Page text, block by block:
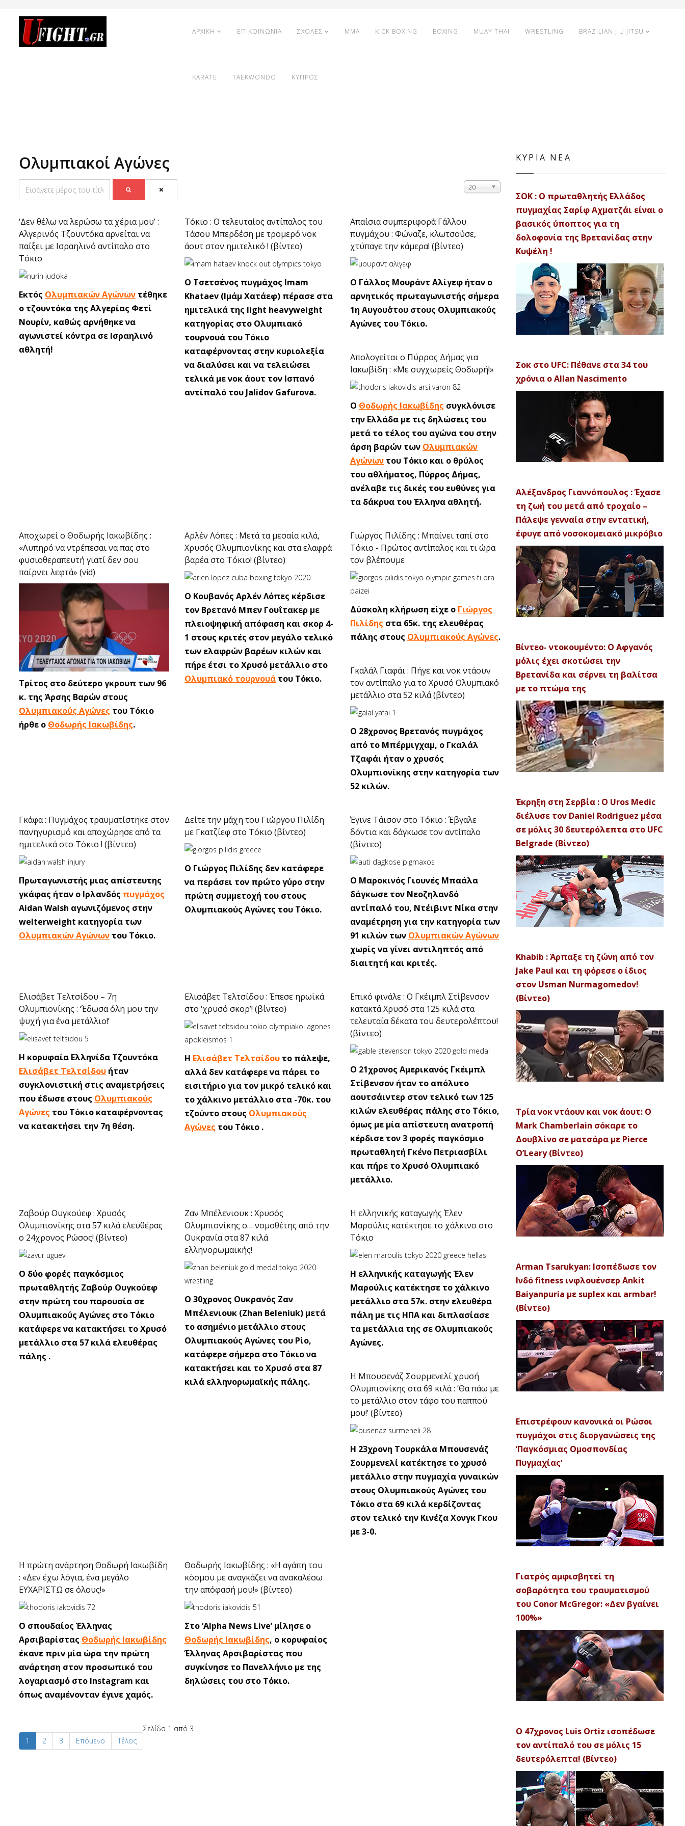
ΑΡΧΙΚΗ ΕΠΙΚΟΙΝΩΝΙΑ ΣΧΟΛΕΣ MMA KICK BOXING BOXING MUAY THAI WRESTLING BRAZILIAN JIU JITSU
KARATE TAEKWONDO ΚΥΠΡΟΣ
Ολυμπιακοί Αγώνες
20
‘Δεν θέλω να λερώσω τα χέρια μου’ :
Αλγερινός Τζουντόκα αρνείται να
παίξει με Ισραηλινό αντίπαλο στο
Τόκιο
Εκτός Ολυμπιακών Αγώνων τέθηκε
ο τζουντόκα της Αλγερίας Φετί
Νουρίν, καθώς αρνήθηκε να
αγωνιστεί κόντρα σε Ισραηλινό
αθλητή!
Tόκιο : Ο τελευταίος αντίπαλος του
Τάσου Μπερδέση με τρομερό νοκ
άουτ στον ημιτελικό ! (βίντεο)
O Τσετσένος πυγμάχος Imam
Khataev (Ιμάμ Χατάεφ) πέρασε στα
ημιτελικά της light heavyweight
κατηγορίας στο Ολυμπιακό
τουρνουά του Τόκιο
καταφέρνοντας στην κυριολεξία
να διαλύσει και να τελειώσει
τελικά με νοκ άουτ τον Ισπανό
αντίπαλό του Jalidov Gafurova.
Απαίσια συμπεριφορά Γάλλου
πυγμάχου : Φώναζε, κλωτσούσε,
χτύπαγε την κάμερα! (βίντεο)
Ο Γάλλος Μουράντ Αλίγεφ ήταν ο
αρνητικός πρωταγωνιστής σήμερα
1η Αυγου΄στου στους Ολυμπιακούς
Αγώνες του Τόκιο.
Απολογείται ο Πύρρος Δήμας για
Ιακωβίδη : «Με συγχωρείς Θοδωρή!»
Ο Θοδωρής Ιακωβίδης συγκλόνισε
την Ελλάδα με τις δηλώσεις του
μετά το τέλος του αγώνα του στην
άρση βαρών των Ολυμπιακών
Αγώνωντου Τόκιο και ο θρύλος
του αθλήματος, Πύρρος Δήμας,
ανέλαβε τις δικές του ευθύνες για
τα δάκρυα του Έλληνα αθλητή.
Αποχωρεί ο Θοδωρής Ιακωβίδης :
«Λυπηρό να ντρέπεσαι να πας στο
φυσιοθεραπευτή γιατί δεν σου
παίρνει λεφτά» (vid)
Τρίτος στο δεύτερο γκρουπ των 96
κ. της Άρσης Βαρών στους
Ολυμπιακούς Αγώνες του Τόκιο
ήρθε ο Θοδωρής Ιακωβίδης.
Αρλέν Λόπες : Μετά τα μεσαία κιλά,
Χρυσός Ολυμπιονίκης και στα ελαφρά
βαρέα στο Τόκιο! (βίντεο)
O Κουβανός Αρλέν Λόπες κέρδισε
τον Βρετανό Μπεν Γουΐτακερ με
πλειοψηφική απόφαση και σκορ 4-
1 στους κριτές στον μεγάλο τελικό
των ελαφρών βαρέων κιλών και
πήρε έτσι το Χρυσό μετάλλιο στο
Ολυμπιακό τουρνουάτου Τόκιο.
Γιώργος Πιλίδης : Μπαίνει ταπί στο
Τόκιο - Πρώτος αντίπαλος και τι ώρα
τον βλέπουμε
Δύσκολη κλήρωση είχε ο Γιώργος
Πιλίδης στα 65κ. της ελευθέρας
πάλης στους Ολυμπιακούς Αγώνες.
Γκαλάλ Γιαφάι : Πήγε και νοκ ντάουν
τον αντίπαλο για το Χρυσό Ολυμπιακό
μετάλλιο στα 52 κιλά (βίντεο)
O 28χρονος Βρετανός πυγμάχος
από το Μπέρμιγχαμ, ο Γκαλάλ
Τζαφάι ήταν ο χρυσός
Ολυμπιονίκης στην κατηγορία των
52 κιλών.
Γκάφα : Πυγμάχος τραυματίστηκε στον
πανηγυρισμό και αποχώρησε από τα
ημιτελικά στο Τόκιο ! (βίντεο)
Πρωταγωνιστής μιας απίστευτης
γκάφας ήταν ο Ιρλανδός πυγμάχος
Aidan Walsh αγωνιζόμενος στην
welterweight κατηγορία των
Ολυμπιακών Αγώνων του Τόκιο.
Δείτε την μάχη του Γιώργου Πιλίδη
με Γκατζίεφ στο Τόκιο (βίντεο)
Ο Γιώργος Πιλίδης δεν κατάφερε
να περάσει τον πρώτο γύρο στην
πρώτη συμμετοχή του στους
Ολυμπιακούς Αγώνες του Τόκιο.
Έγινε Τάισον στο Τόκιο : Έβγαλε
δόντια και δάγκωσε τον αντίπαλο
(βίντεο)
O Mαροκινός Γιουνές Μπαάλα
δάγκωσε τον Νεοζηλανδό
αντίπαλό του, Ντέιβιντ Νίκα στην
αναμέτρηση για την κατηγορία των
91 κιλών των Ολυμπιακών Αγώνων
χωρίς να γίνει αντιληπτός από
διαιτητή και κριτές.
Ελισάβετ Τελτσίδου – 7η
Ολυμπιονίκης : ‘Έδωσα όλη μου την
ψυχή για ένα μετάλλιο!’
Η κορυφαία Ελληνίδα Τζουντόκα
Ελισάβετ Τελτσίδου ήταν
συγκλονιστική στις αναμετρήσεις
που έδωσε στους Ολυμπιακούς
Αγώνες του Τόκιο καταφέρνοντας
να κατακτήσει την 7η θέση.
Ελισάβετ Τελτσίδου : Έπεσε ηρωϊκά
στο ‘χρυσό σκορ’! (βίντεο)
Η Ελισάβετ Τελτσίδουτο πάλεψε,
αλλά δεν κατάφερε να πάρει το
εισιτήριο για τον μικρό τελικό και
το χάλκινο μετάλλιο στα -70κ. του
τζούντο στους Ολυμπιακούς
Αγώνες του Τόκιο .
Επικό φινάλε : Ο Γκέιμπλ Στίβενσον
κατακτά Χρυσό στα 125 κιλά στα
τελευταία δέκατα του δευτερολέπτου!
(βίντεο)
O 21χρονος Αμερικανός Γκέιμπλ
Στίβενσον ήταν το απόλυτο
αουτσάιντερ στον τελικό των 125
κιλών ελευθέρας πάλης στο Τόκιο,
όμως με μία απίστευτη ανατροπή
κέρδισε τον 3 φορές παγκόσμιο
πρωταθλητή Γκένο Πετριασβίλι
και πήρε το Χρυσό Ολυμπιακό
μετάλλιο.
Ζαβούρ Ουγκούεφ : Χρυσός
Ολυμπιονίκης στα 57 κιλά ελευθέρας
ο 24χρονος Ρώσος! (βίντεο)
O δύο φορές παγκόσμιος
πρωταθλητής Ζαβούρ Ουγκούεφ
στην πρώτη του παρουσία σε
Ολυμπιακούς Αγώνες στο Τόκιο
κατάφερε να κατακτήσει το Χρυσό
μετάλλιο στα 57 κιλά ελευθέρας
πάλης .
Ζαν Μπέλενιουκ : Χρυσός
Ολυμπιονίκης ο… νομοθέτης από την
Ουκρανία στα 87 κιλά
ελληνορωμαϊκής!
O 30χρονος Ουκρανός Ζαν
Μπέλενιουκ (Zhan Beleniuk) μετά
το ασημένιο μετάλλιο στους
Ολυμπιακούς Αγώνες του Ρίο,
κατάφερε σήμερα στο Τόκιο να
κατακτήσει και το Χρυσό στα 87
κιλά ελληνορωμαϊκής πάλης.
Η ελληνικής καταγωγής Έλεν
Μαρούλις κατέκτησε το χάλκινο στο
Τόκιο
Η ελληνικής καταγωγής Έλεν
Μαρούλις κατέκτησε το χάλκινο
μετάλλιο στα 57κ. στην ελευθέρα
πάλη με τις ΗΠΑ και διπλασίασε
τα μετάλλια της σε Ολυμπιακούς
Αγώνες.
Η Μπουσενάζ Σουρμενελί χρυσή
Ολυμπιονίκης στα 69 κιλά : ‘Θα πάω με
το μετάλλιο στον τάφο του παππού
μου!’ (βίντεο)
Η 23χρονη Τουρκάλα Μπουσενάζ
Σουρμενελί κατέκτησε το χρυσό
μετάλλιο στην πυγμαχία γυναικών
στους Ολυμπιακούς Αγώνες του
Τόκιο στα 69 κιλά κερδίζοντας
στον τελικό την Κινέζα Χονγκ Γκου
με 3-0.
Η πρώτη ανάρτηση Θοδωρή Ιακωβίδη
: «Δεν έχω λόγια, ένα μεγάλο
ΕΥΧΑΡΙΣΤΩ σε όλους!»
Ο σπουδαίος Έλληνας
Αρσιβαρίστας Θοδωρής Ιακωβίδης
έκανε πριν μία ώρα την πρώτη
ανάρτηση στον προσωπικό του
λογαριασμό στο Instagram και
όπως αναμένονταν έγινε χαμός.
Θοδωρής Ιακωβίδης : «Η αγάπη του
κόσμου με αναγκάζει να ανακαλέσω
την απόφασή μου!» (βίντεο)
Στο ‘Alpha News Live’ μίλησε ο
Θοδωρής Ιακωβίδης, ο κορυφαίος
Έλληνας Αρσιβαρίστας που
συγκίνησε το Πανελλήνιο με της
δηλώσεις του στο Τόκιο.
Σελίδα 1 από 3
1
2 3 Επόμενο Τέλος
ΚΥΡΙΑ ΝΕΑ
ΣΟΚ : Ο πρωταθλητής Ελλάδος
πυγμαχίας Σαρίφ Αχματζάι είναι ο
βασικός ύποπτος για τη
δολοφονία της Βρετανίδας στην
Κυψέλη !
Σοκ στο UFC: Πέθανε στα 34 του
χρόνια ο Allan Nascimento
Αλέξανδρος Γιαννόπουλος : Έχασε
τη ζωή του μετά από τροχαίο –
Πάλεψε γενναία στην εντατική,
έφυγε από νοσοκομειακό μικρόβιο
Βίντεο- ντοκουμέντο: Ο Αφγανός
μόλις έχει σκοτώσει την
Βρετανίδα και σέρνει τη βαλίτσα
με το πτώμα της
Έκρηξη στη Σερβία : Ο Uros Medic
διέλυσε τον Daniel Rodriguez μέσα
σε μόλις 30 δευτερόλεπτα στο UFC
Belgrade (Βίντεο)
Khabib : Άρπαξε τη ζώνη από τον
Jake Paul και τη φόρεσε ο ίδιος
στον Usman Nurmagomedov!
(Βίντεο)
Τρία νοκ ντάουν και νοκ άουτ: Ο
Mark Chamberlain σόκαρε το
Δουβλίνο σε ματσάρα με Pierce
O’Leary (Βίντεο)
Arman Tsarukyan: Ισοπέδωσε τον
Ινδό fitness ινφλουένσερ Ankit
Baiyanpuria με suplex και armbar!
(Βίντεο)
Επιστρέφουν κανονικά οι Ρώσοι
πυγμάχοι στις διοργανώσεις της
‘Παγκόσμιας Ομοσπονδίας
Πυγμαχίας’
Γιατρός αμφισβητεί τη
σοβαρότητα του τραυματισμού
του Conor McGregor: «Δεν βγαίνει
100%»
Ο 47χρονος Luis Ortiz ισοπέδωσε
τον αντίπαλό του σε μόλις 15
δευτερόλεπτα! (Βίντεο)